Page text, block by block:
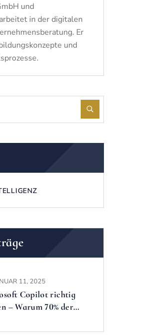
und
in der digitalen
Er
und
11, 2025
Copilot richtig
– Warum 70% der
dieser KI verpassen